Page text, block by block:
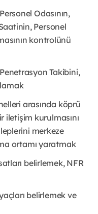
Odasının,
Personel
kontrolünü
Takibini,
arasında köprü
iletişim kurulmasını
merkeze
ortamı yaratmak
belirlemek, NFR
belirlemek ve